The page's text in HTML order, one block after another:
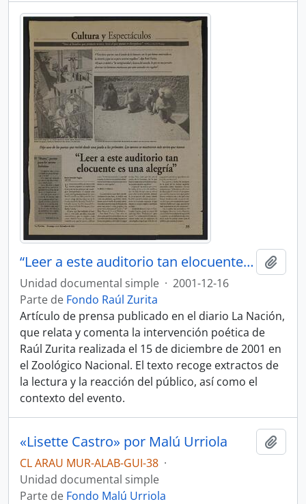
“Leer a este auditorio tan elocuente es una alegría”, La Nación
Unidad documental simple · 2001-12-16
Parte de Fondo Raúl Zurita
Artículo de prensa publicado en el diario La Nación,
que relata y comenta la intervención poética de
Raúl Zurita realizada el 15 de diciembre de 2001 en
el Zoológico Nacional. El texto recoge extractos de
la lectura y la reacción del público, así como el
contexto del evento.
«Lisette Castro» por Malú Urriola
CL ARAU MUR-ALAB-GUI-38 ·
Unidad documental simple
Parte de Fondo Malú Urriola